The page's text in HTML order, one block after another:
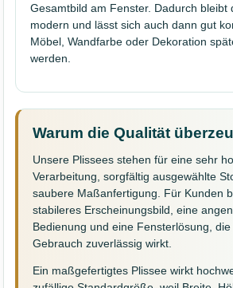
Gesamtbild am Fenster. Dadurch bleibt
modern und lässt sich auch dann gut
Möbel, Wandfarbe oder Dekoration
werden.
Warum die Qualität
Unsere Plissees stehen für eine sehr
Verarbeitung, sorgfältig ausgewählte
saubere Maßanfertigung. Für Kunden
stabileres Erscheinungsbild, eine
Bedienung und eine Fensterlösung,
Gebrauch zuverlässig wirkt.
Ein maßgefertigtes Plissee wirkt